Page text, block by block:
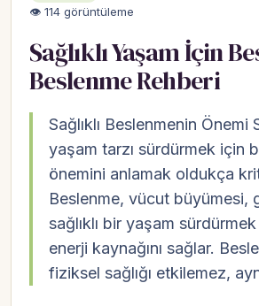
👁 114 görüntüleme
Sağlıklı Yaşam İçin
Beslenme Rehberi
Sağlıklı Beslenmenin Önemi
yaşam tarzı sürdürmek için
önemini anlamak oldukça
Beslenme, vücut büyümesi,
sağlıklı bir yaşam
enerji kaynağını sağlar.
fiziksel sağlığı etkilemez,